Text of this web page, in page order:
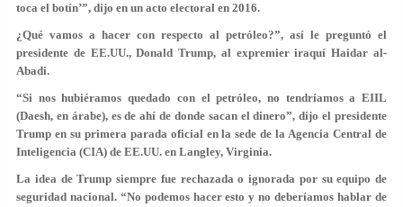
toca el botín’”, dijo en un acto electoral en 2016.
¿Qué vamos a hacer con respecto al petróleo?”, así le preguntó el
presidente de EE.UU., Donald Trump, al expremier iraquí Haidar al-
Abadi.
“Si nos hubiéramos quedado con el petróleo, no tendríamos a EIIL
(Daesh, en árabe), es de ahí de donde sacan el dinero”, dijo el presidente
Trump en su primera parada oficial en la sede de la Agencia Central de
Inteligencia (CIA) de EE.UU. en Langley, Virginia.
La idea de Trump siempre fue rechazada o ignorada por su equipo de
seguridad nacional. “No podemos hacer esto y no deberíamos hablar de